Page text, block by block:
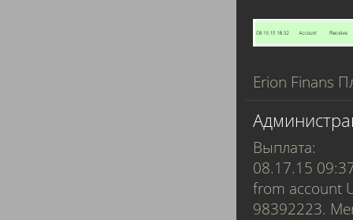
Erion Finans
Выплата:
08.17.15
from account
98392223.